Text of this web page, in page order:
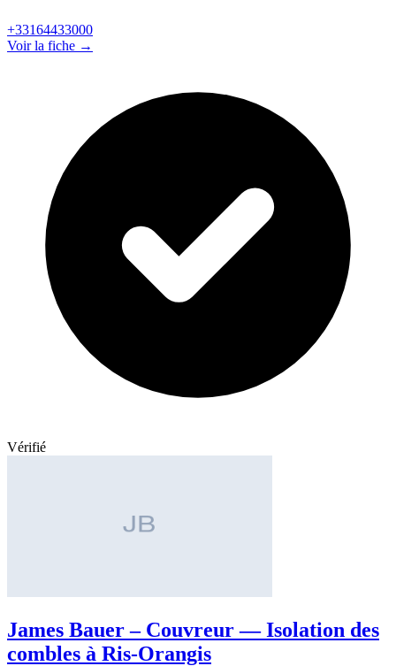
+33164433000
Voir la fiche →
Vérifié
James Bauer – Couvreur — Isolation des
combles à Ris-Orangis